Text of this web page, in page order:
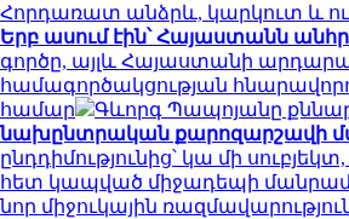
Հորդառատ անձրև, կարկուտ և
Երբ ասում էին՝ Հայաստանն
գործը, այլև Հայաստանի
համագործակցության
համար
Գևորգ Պապոյանը
նախընտրական քարոզարշավի
ընդդիմությունից՝ կա մի
հետ կապված միջադեպի
նոր միջուկային